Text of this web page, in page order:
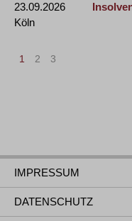
23.09.2026
Köln
1 2 3
IMPRESSUM
DATENSCHUTZ